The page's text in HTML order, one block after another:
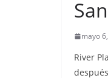
mayo
River